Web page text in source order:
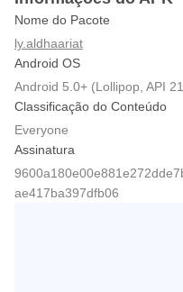
Nome do Pacote
ly.aldhaariat
Android OS
Android 5.0+ (Lollipop, API
Classificação do Conteúdo
Everyone
Assinatura
ae417ba397dfb06